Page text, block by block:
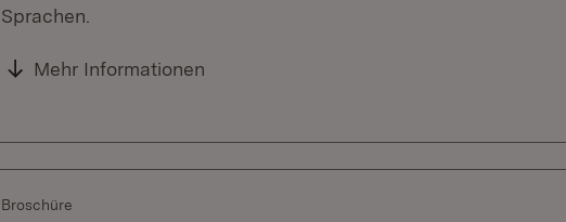
Sprachen.
Mehr Informationen
Broschüre